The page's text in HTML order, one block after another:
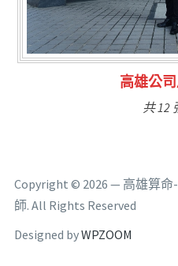
Copyright © 2026 — 高雄算
師. All Rights Reserved
Designed byWPZOOM